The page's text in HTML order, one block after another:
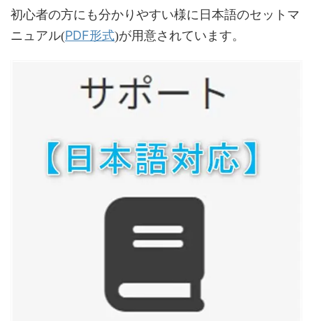
初心者の方にも分かりやすい様に日本語のセットマ
ニュアル(PDF形式)が用意されています。